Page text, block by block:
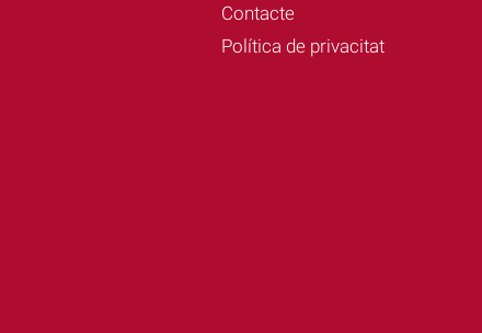
Contacte
Política de privacitat